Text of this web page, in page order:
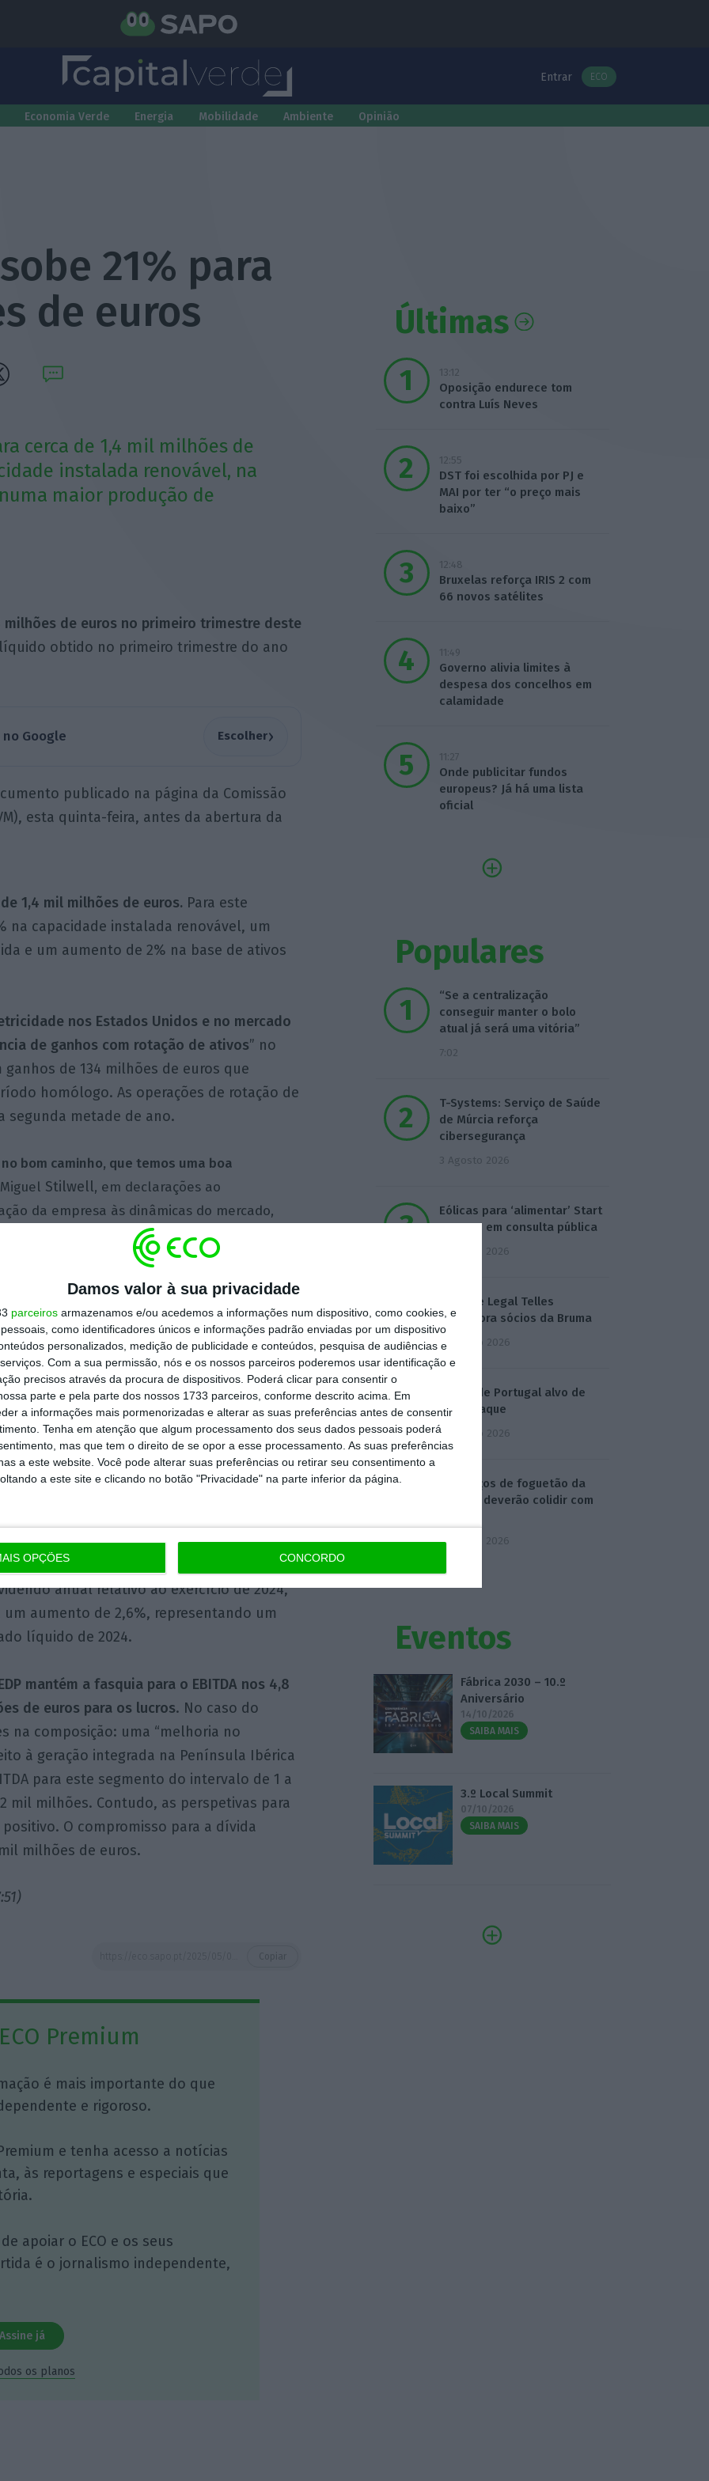
Damos valor à sua privacidade
parceiros armazenamos e/ou acedemos a informações num dispositivo, como cookies, e
como identificadores únicos e informações padrão enviadas por um dispositivo
personalizados, medição de publicidade e conteúdos, pesquisa de audiências e
Com a sua permissão, nós e os nossos parceiros poderemos usar identificação e
precisos através da procura de dispositivos. Poderá clicar para consentir o
parte e pela parte dos nossos 1733 parceiros, conforme descrito acima. Em
a informações mais pormenorizadas e alterar as suas preferências antes de consentir
Tenha em atenção que algum processamento dos seus dados pessoais poderá
mas que tem o direito de se opor a esse processamento. As suas preferências
a este website. Você pode alterar suas preferências ou retirar seu consentimento a
a este site e clicando no botão "Privacidade" na parte inferior da página.
OPÇÕES CONCORDO
Entrar ECO
Economia Verde Energia Mobilidade Ambiente Opinião
21% para
de euros
cerca de 1,4 mil milhões de
instalada renovável, na
maior produção de
milhões de euros no primeiro trimestre deste
obtido no primeiro trimestre do ano
Google Escolher›
publicado na página da Comissão
esta quinta-feira, antes da abertura da
1,4 mil milhões de euros. Para este
na capacidade instalada renovável, um
e um aumento de 2% na base de ativos
nos Estados Unidos e no mercado
de ganhos com rotação de ativos” no
de 134 milhões de euros que
homólogo. As operações de rotação de
segunda metade de ano.
bom caminho, que temos uma boa
Stilwell, em declarações ao
da empresa às dinâmicas do mercado,
do foco, “conseguindo fazer este
ao mesmo tempo”.
se em 755 milhões de euros, uma quebra
no segmento renovável, de 25% para 660
investimento em redes também tenham
A maioria dos novos investimentos
captou 42% do total, seguido do Brasil
de euros, um aumento de 4%, refletindo o
sem contributo de transações de rotação
com a manutenção de um rating
anual relativo ao exercício de 2024,
aumento de 2,6%, representando um
líquido de 2024.
mantém a fasquia para o EBITDA nos 4,8
de euros para os lucros. No caso do
na composição: uma “melhoria no
à geração integrada na Península Ibérica
para este segmento do intervalo de 1 a
mil milhões. Contudo, as perspetivas para
O compromisso para a dívida
milhões de euros.
Premium
é mais importante do que
e rigoroso.
e tenha acesso a notícias
às reportagens e especiais que
apoiar o ECO e os seus
é o jornalismo independente,
Assine já
os planos
Últimas
13:12
Oposição endurece tom
contra Luís Neves
12:55
DST foi escolhida por PJ e
MAI por ter “o preço mais
baixo”
12:48
Bruxelas reforça IRIS 2 com
66 novos satélites
11:49
Governo alivia limites à
despesa dos concelhos em
calamidade
11:27
Onde publicitar fundos
europeus? Já há uma lista
oficial
Populares
“Se a centralização
conseguir manter o bolo
atual já será uma vitória”
7:02
T-Systems: Serviço de Saúde
de Múrcia reforça
cibersegurança
3 Agosto 2026
Eólicas para ‘alimentar’ Start
Campus em consulta pública
3 Agosto 2026
Deloitte Legal Telles
assessora sócios da Bruma
4 Agosto 2026
Águas de Portugal alvo de
ciberataque
4 Agosto 2026
Destroços de foguetão da
SpaceX deverão colidir com
5 Agosto 2026
Eventos
Fábrica 2030 – 10.º
Aniversário
14/10/2026
SAIBA MAIS
3.º Local Summit
07/10/2026
SAIBA MAIS